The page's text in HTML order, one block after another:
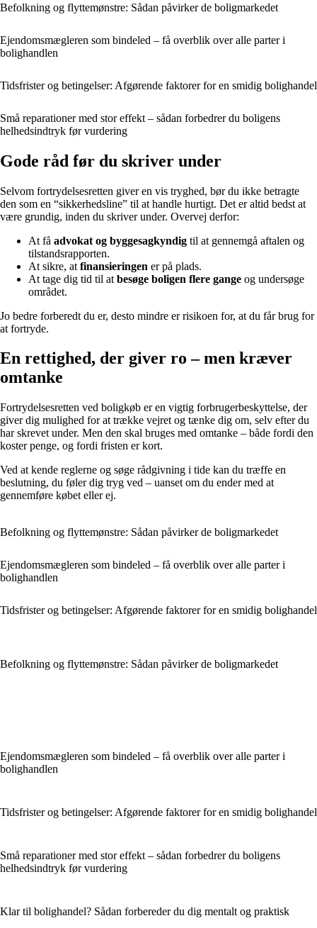
Befolkning og flyttemønstre: Sådan påvirker de boligmarkedet
Ejendomsmægleren som bindeled – få overblik over alle parter i
bolighandlen
Tidsfrister og betingelser: Afgørende faktorer for en smidig bolighandel
Små reparationer med stor effekt – sådan forbedrer du boligens
helhedsindtryk før vurdering
Gode råd før du skriver under
Selvom fortrydelsesretten giver en vis tryghed, bør du ikke betragte
den som en “sikkerhedsline” til at handle hurtigt. Det er altid bedst at
være grundig, inden du skriver under. Overvej derfor:
At få advokat og byggesagkyndig til at gennemgå aftalen og
tilstandsrapporten.
At sikre, at finansieringen er på plads.
At tage dig tid til at besøge boligen flere gange og undersøge
området.
Jo bedre forberedt du er, desto mindre er risikoen for, at du får brug for
at fortryde.
En rettighed, der giver ro – men kræver
omtanke
Fortrydelsesretten ved boligkøb er en vigtig forbrugerbeskyttelse, der
giver dig mulighed for at trække vejret og tænke dig om, selv efter du
har skrevet under. Men den skal bruges med omtanke – både fordi den
koster penge, og fordi fristen er kort.
Ved at kende reglerne og søge rådgivning i tide kan du træffe en
beslutning, du føler dig tryg ved – uanset om du ender med at
gennemføre købet eller ej.
Befolkning og flyttemønstre: Sådan påvirker de boligmarkedet
Ejendomsmægleren som bindeled – få overblik over alle parter i
bolighandlen
Tidsfrister og betingelser: Afgørende faktorer for en smidig bolighandel
Befolkning og flyttemønstre: Sådan påvirker de boligmarkedet
Ejendomsmægleren som bindeled – få overblik over alle parter i
bolighandlen
Tidsfrister og betingelser: Afgørende faktorer for en smidig bolighandel
Små reparationer med stor effekt – sådan forbedrer du boligens
helhedsindtryk før vurdering
Klar til bolighandel? Sådan forbereder du dig mentalt og praktisk